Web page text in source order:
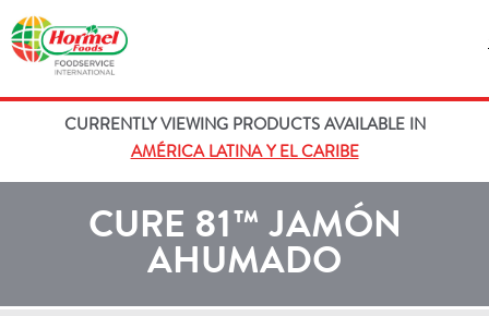
CURRENTLY VIEWING PRODUCTS AVAILABLE IN
AMÉRICA LATINA Y EL CARIBE
CURE 81™ JAMÓN
AHUMADO